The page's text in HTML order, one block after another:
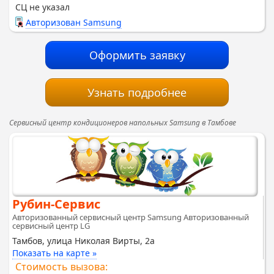
СЦ не указал
Авторизован Samsung
Оформить заявку
Узнать подробнее
Сервисный центр кондиционеров напольных Samsung в Тамбове
Рубин-Сервис
Авторизованный сервисный центр Samsung Авторизованный
сервисный центр LG
Тамбов, улица Николая Вирты, 2а
Показать на карте »
Стоимость вызова: